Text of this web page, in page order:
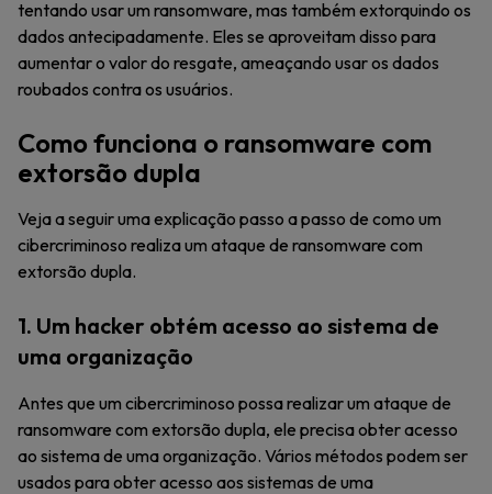
tentando usar um ransomware, mas também extorquindo os
dados antecipadamente. Eles se aproveitam disso para
aumentar o valor do resgate, ameaçando usar os dados
roubados contra os usuários.
Como funciona o ransomware com
extorsão dupla
Veja a seguir uma explicação passo a passo de como um
cibercriminoso realiza um ataque de ransomware com
extorsão dupla.
1. Um hacker obtém acesso ao sistema de
uma organização
Antes que um cibercriminoso possa realizar um ataque de
ransomware com extorsão dupla, ele precisa obter acesso
ao sistema de uma organização. Vários métodos podem ser
usados para obter acesso aos sistemas de uma